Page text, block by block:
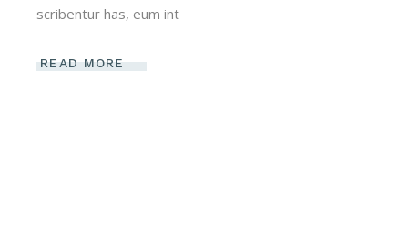
scribentur has, eum int
READ MORE